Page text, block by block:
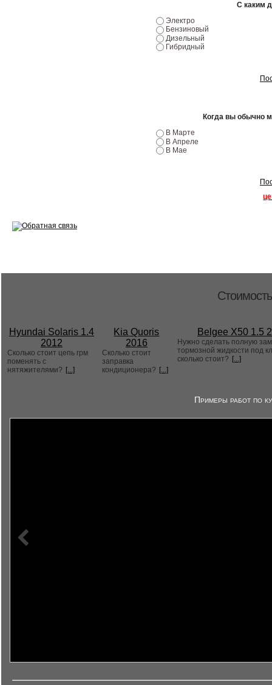
С каким
Электро
Бензиновый
Дизельный
Гибридный
Когда вы обычно
В Марте
В Апреле
В Мае
Hyundai Solaris 1.4
2012
Сколько стоит цепь грм
поменять с
нятяжителями? [...]
Kia Quoris
2016
Сколько стоит
заправка
кондиционера? [...]
Belgee X50 1.5
Нужно сделать полную
тормозной жидкости под
сколько стоит? [...]
Примеры работ по
информационный контент